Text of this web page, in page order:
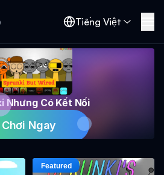
Tiếng Việt
Nhưng Có Kết Nối
Chơi Ngay